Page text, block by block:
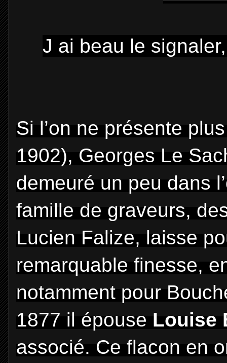
J ai beau le
Si l’on ne présente
1902), Georges Le
demeuré un peu dans
famille de graveurs,
Lucien Falize, laisse
remarquable finesse,
notamment pour
1877 il épouse Louise
associé. Ce flacon en